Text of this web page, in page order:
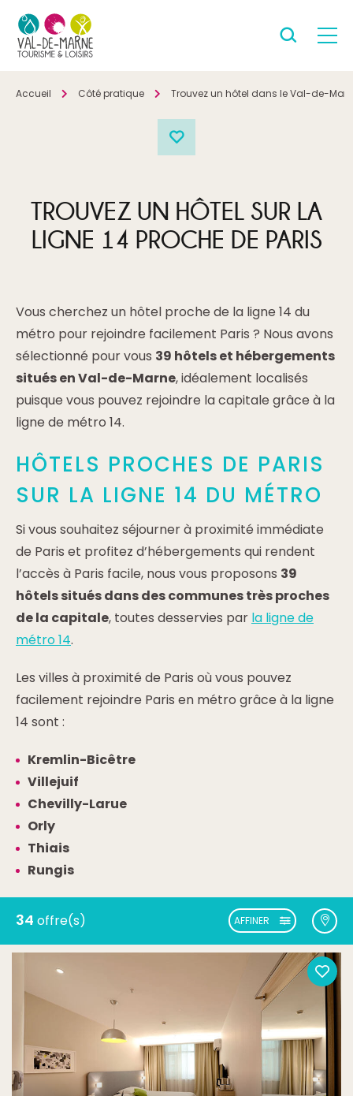
Accueil Côté pratique Trouvez un hôtel dans le Val-de-
TROUVEZ UN HÔTEL SUR LA
LIGNE 14 PROCHE DE PARIS
Vous cherchez un hôtel proche de la ligne 14 du
métro pour rejoindre facilement Paris ? Nous avons
sélectionné pour vous 39 hôtels et hébergements
situés en Val-de-Marne, idéalement localisés
puisque vous pouvez rejoindre la capitale grâce à la
ligne de métro 14.
HÔTELS PROCHES DE PARIS
SUR LA LIGNE 14 DU MÉTRO
Si vous souhaitez séjourner à proximité immédiate
de Paris et profitez d’hébergements qui rendent
l’accès à Paris facile, nous vous proposons 39
hôtels situés dans des communes très proches
de la capitale, toutes desservies par la ligne de
métro 14.
Les villes à proximité de Paris où vous pouvez
facilement rejoindre Paris en métro grâce à la ligne
14 sont :
Kremlin-Bicêtre
Villejuif
Chevilly-Larue
Orly
Thiais
Rungis
34 offre(s) AFFINER